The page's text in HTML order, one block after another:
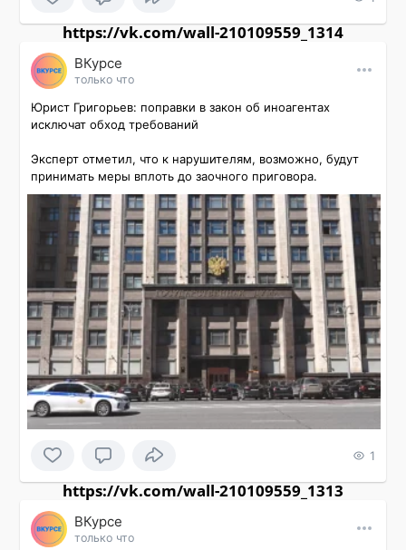
https://vk.com/wall-210109559_1314
ВКурсе
только что
Юрист Григорьев: поправки в закон об иноагентах
исключат обход требований
Эксперт отметил, что к нарушителям, возможно, будут
принимать меры вплоть до заочного приговора.
1
https://vk.com/wall-210109559_1313
ВКурсе
только что